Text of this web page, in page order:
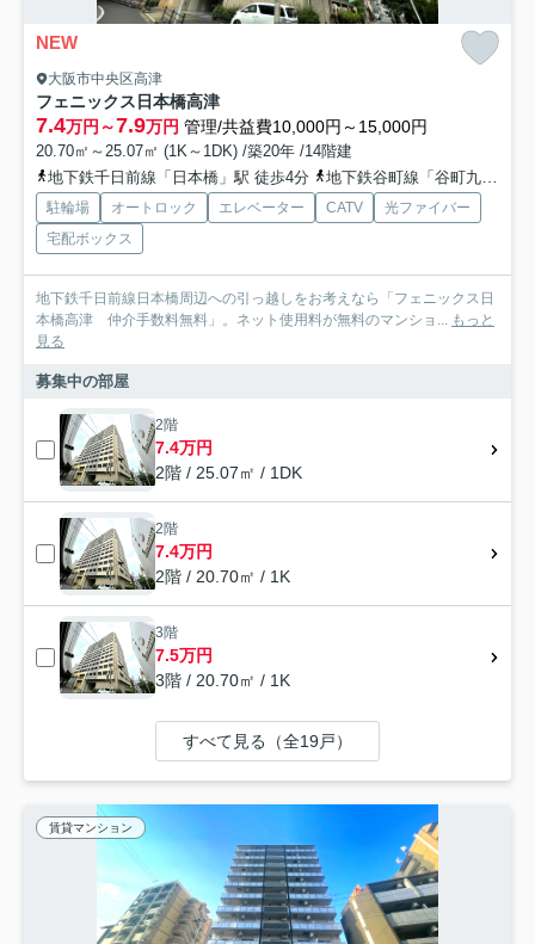
NEW
大阪市中央区高津
フェニックス日本橋高津
7.4万円～7.9万円 管理/共益費10,000円～15,000円
20.70㎡～25.07㎡ (1K～1DK) /築20年 /14階建
地下鉄千日前線「日本橋」駅 徒歩4分
地下鉄谷町線「谷町九丁目」駅 徒歩7分
駐輪場 オートロック エレベーター CATV
光ファイバー
宅配ボックス
地下鉄千日前線日本橋周辺への引っ越しをお考えなら「フェニックス日
本橋高津 仲介手数料無料」。ネット使用料が無料のマンショ... もっと
見る
募集中の部屋
2階
7.4万円
2階 / 25.07㎡ / 1DK
2階
7.4万円
2階 / 20.70㎡ / 1K
3階
7.5万円
3階 / 20.70㎡ / 1K
すべて見る（全19戸）
賃貸マンション